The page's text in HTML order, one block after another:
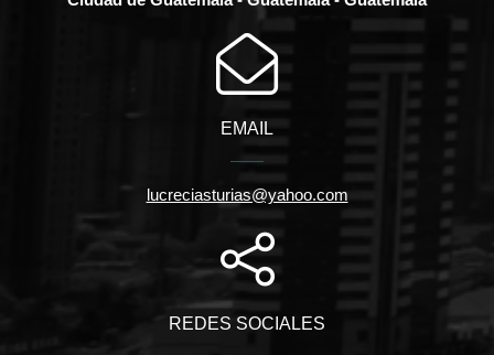
EMAIL
lucreciasturias@yahoo.com
REDES SOCIALES